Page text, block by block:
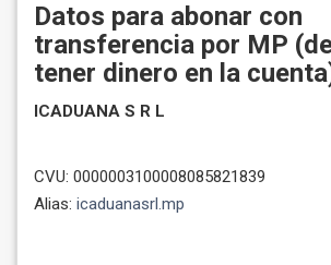
Datos para abonar con
transferencia por MP
tener dinero en la
ICADUANA S R L
CVU: 0000003100008085821839
Alias: icaduanasrl.mp